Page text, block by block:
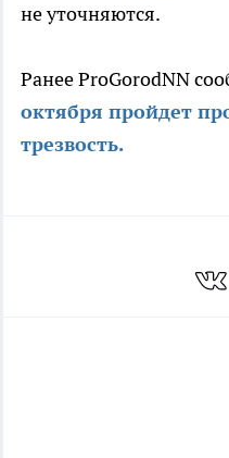
не уточняются.
Ранее ProGorodNN
октября пройдет
трезвость.